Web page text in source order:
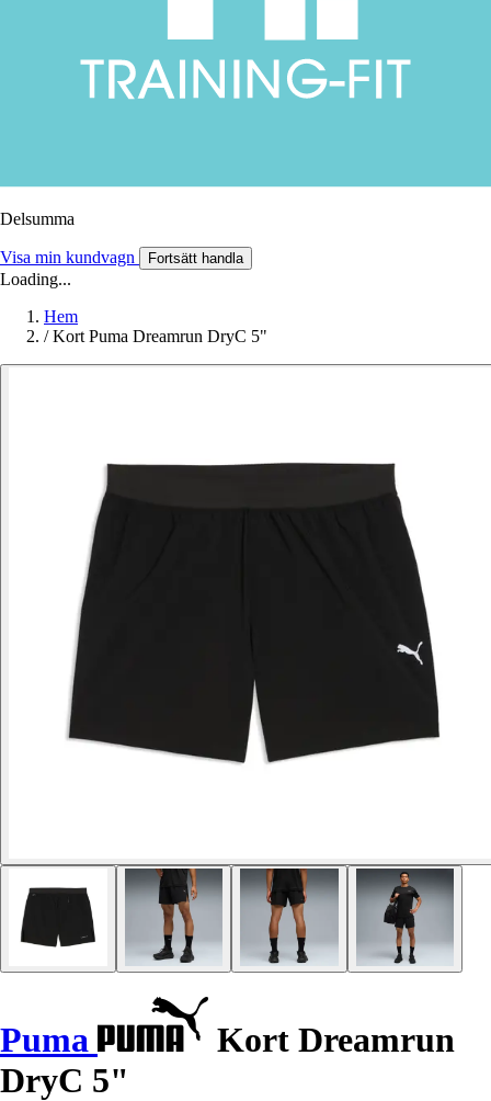
Delsumma
Visa min kundvagn Fortsätt handla
Loading...
Hem
/ Kort Puma Dreamrun DryC 5"
Puma
Kort Dreamrun
DryC 5"